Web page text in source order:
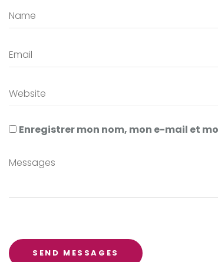
Enregistrer mon nom, mon e-mail et